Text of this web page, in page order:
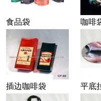
食品袋 咖啡
插边咖啡袋 平底